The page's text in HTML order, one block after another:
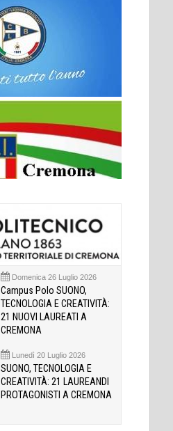
Domenica 26 Luglio 2026
Campus Polo SUONO,
TECNOLOGIA E CREATIVITÀ:
21 NUOVI LAUREATI A
CREMONA
Lunedì 20 Luglio 2026
SUONO, TECNOLOGIA E
CREATIVITÀ: 21 LAUREANDI
PROTAGONISTI A CREMONA